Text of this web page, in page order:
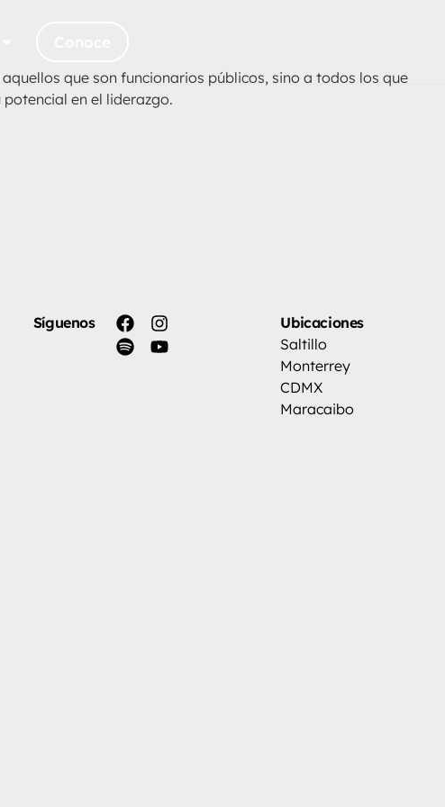
que son funcionarios públicos, sino a todos los que
en el liderazgo.
Síguenos
Ubicaciones
Saltillo
Monterrey
CDMX
Maracaibo